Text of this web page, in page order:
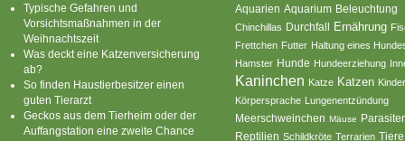
Typische Gefahren und
Vorsichtsmaßnahmen in der
Weihnachtszeit
Was deckt eine Katzenversicherung
ab?
So finden Haustierbesitzer einen
guten Tierarzt
Geckos aus dem Tierheim oder der
Auffangstation eine zweite Chance
Aquarien Aquarium Beleuchtung
Chinchillas Durchfall Ernährung
Frettchen Futter Haltung eines
Hamster Hunde Hundeerziehung
Kaninchen Katze Katzen
Körpersprache Lungenentzündung
Meerschweinchen Mäuse
Reptilien Schildkröte Terrarien Tiere